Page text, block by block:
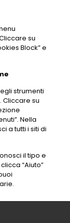
su
Block” e
strumenti
Cliccare su
Nella
a tutti i siti di
il tipo e
“Aiuto”